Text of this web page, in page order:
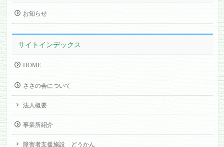
お知らせ
サイトインデックス
HOME
ささの会について
法人概要
事業所紹介
障害者支援施設 どうかん